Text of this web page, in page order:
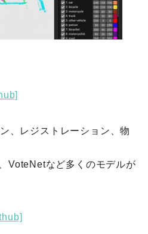
、レジストレーション、物
VoteNetなど多くのモデルが